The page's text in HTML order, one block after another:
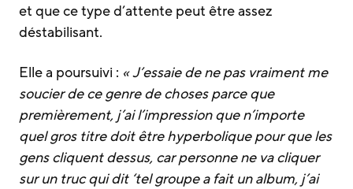
et que ce type d’attente peut être assez
déstabilisant.
Elle a poursuivi : « J’essaie de ne pas vraiment me
soucier de ce genre de choses parce que
premièrement, j’ai l’impression que n’importe
quel gros titre doit être hyperbolique pour que les
gens cliquent dessus, car personne ne va cliquer
sur un truc qui dit ‘tel groupe a fait un album, j’ai